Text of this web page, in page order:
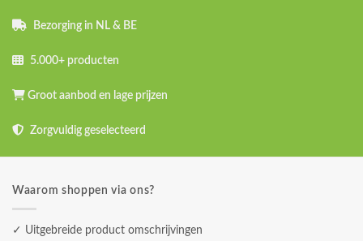
Bezorging in NL & BE
5.000+ producten
Groot aanbod en lage prijzen
Zorgvuldig geselecteerd
Waarom shoppen via ons?
✓ Uitgebreide product omschrijvingen